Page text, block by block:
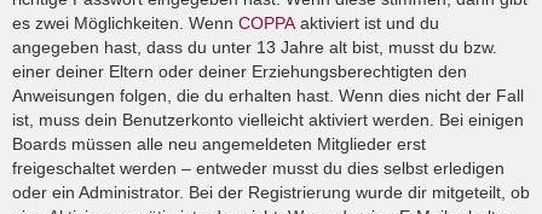
es zwei Möglichkeiten. Wenn COPPA aktiviert ist und du
angegeben hast, dass du unter 13 Jahre alt bist, musst du bzw.
einer deiner Eltern oder deiner Erziehungsberechtigten den
Anweisungen folgen, die du erhalten hast. Wenn dies nicht der Fall
ist, muss dein Benutzerkonto vielleicht aktiviert werden. Bei einigen
Boards müssen alle neu angemeldeten Mitglieder erst
freigeschaltet werden – entweder musst du dies selbst erledigen
oder ein Administrator. Bei der Registrierung wurde dir mitgeteilt, ob